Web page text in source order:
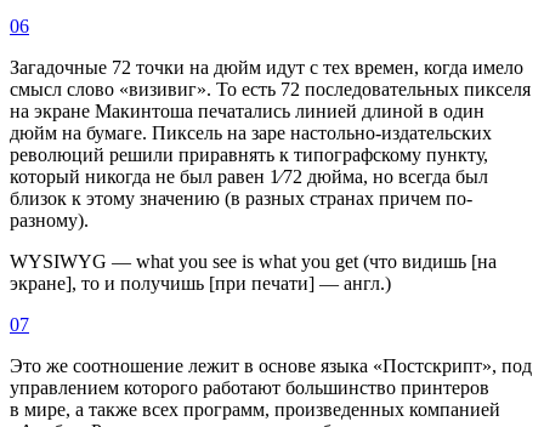
06
Загадочные 72 точки на дюйм идут с тех времен, когда имело
смысл слово «визивиг». То есть 72 последовательных пикселя
на экране Макинтоша печатались линией длиной в один
дюйм на бумаге. Пиксель на заре настольно-издательских
революций решили приравнять к типографскому пункту,
который никогда не был равен 1⁄72 дюйма, но всегда был
близок к этому значению (в разных странах причем по-
разному).
WYSIWYG — what you see is what you get (что видишь [на
экране], то и получишь [при печати] — англ.)
07
Это же соотношение лежит в основе языка «Постскрипт», под
управлением которого работают большинство принтеров
в мире, а также всех программ, произведенных компанией